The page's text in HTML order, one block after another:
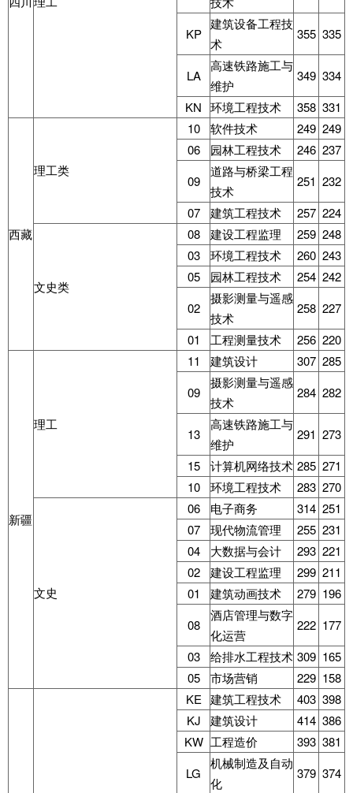
KP
建筑设备工程技
术
355 335
LA
高速铁路施工与
维护
349 334
KN 环境工程技术 358 331
西藏
理工类
10 软件技术 249 249
06
园林工程技术 246 237
09
道路与桥梁工程
技术
251 232
07
建筑工程技术 257 224
文史类
08 建设工程监理 259 248
03
环境工程技术 260 243
05
园林工程技术 254 242
02
摄影测量与遥感
技术
258 227
01
工程测量技术 256 220
新疆
理工
11 建筑设计 307 285
09
摄影测量与遥感
技术
284 282
13
高速铁路施工与
维护
291 273
15
计算机网络技术 285 271
10
环境工程技术 283 270
文史
06 电子商务 314 251
07
现代物流管理 255 231
04
大数据与会计 293 221
02
建设工程监理 299 211
01
建筑动画技术 279 196
08
酒店管理与数字
化运营
222 177
03
给排水工程技术 309 165
05
市场营销 229 158
KE 建筑工程技术 403 398
KJ
建筑设计 414 386
KW 工程造价 393 381
LG
机械制造及自动
化
379 374